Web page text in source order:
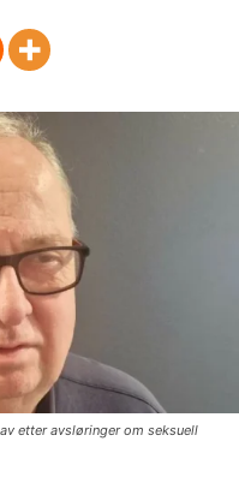
etter avsløringer om seksuell